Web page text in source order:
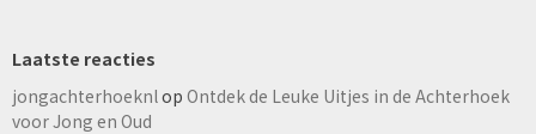
Laatste reacties
jongachterhoeknl op Ontdek de Leuke Uitjes in de Achterhoek
voor Jong en Oud